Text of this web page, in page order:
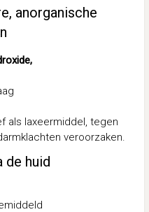
anorganische
als laxeermiddel, tegen
veroorzaken.
de huid